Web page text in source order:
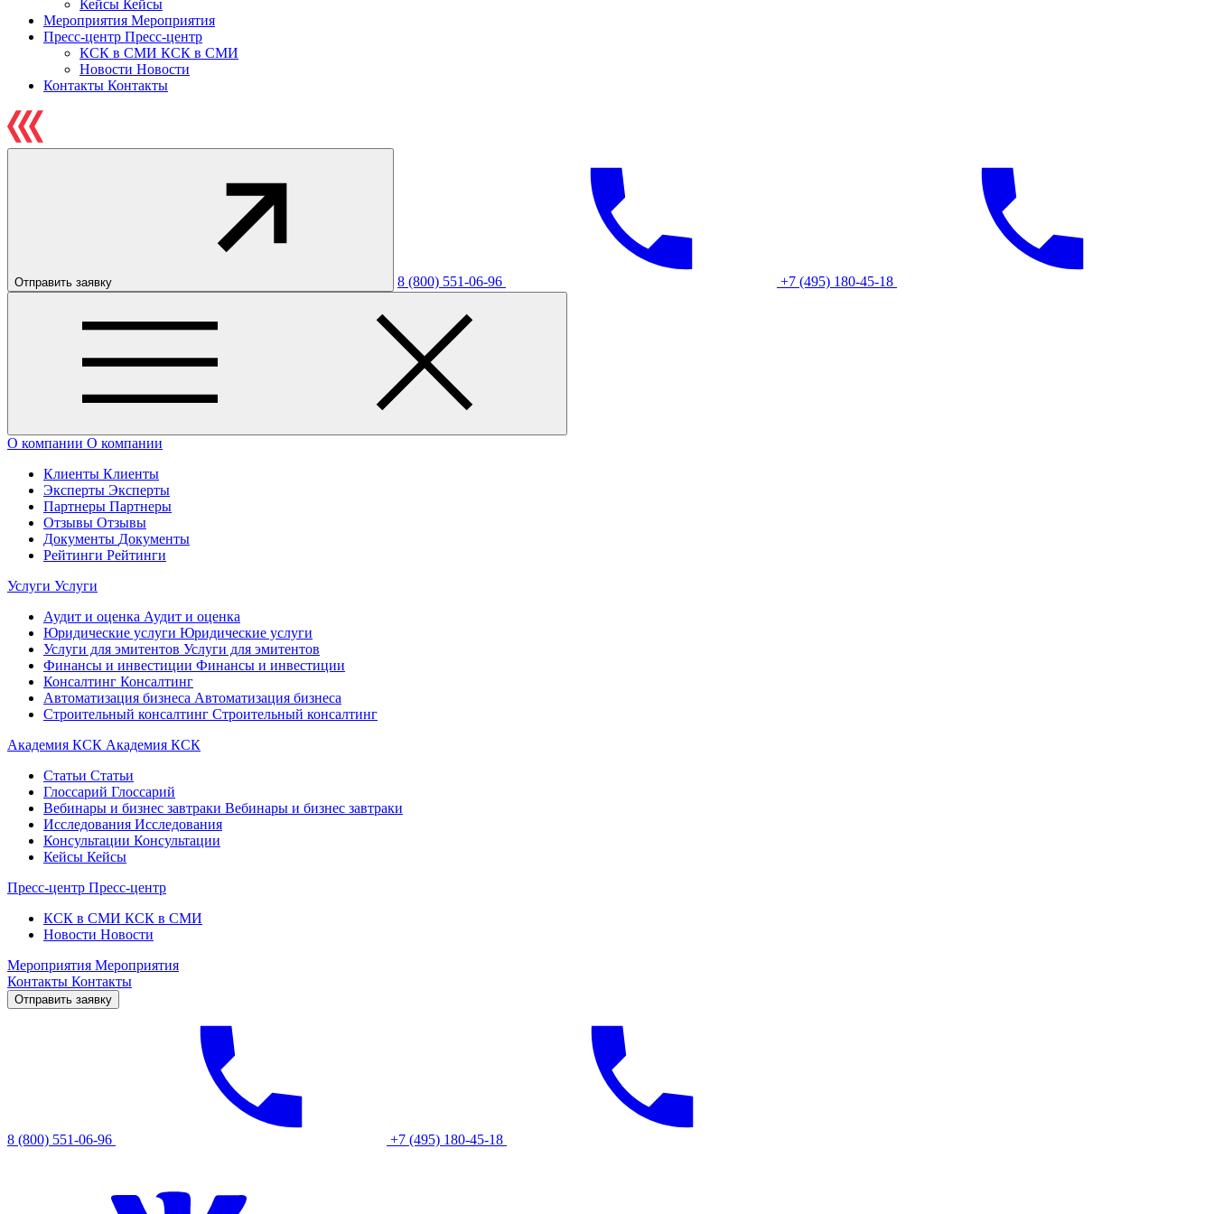
Кейсы Кейсы
Мероприятия Мероприятия
Пресс-центр Пресс-центр
КСК в СМИ КСК в СМИ
Новости Новости
Контакты Контакты
Отправить заявку 8 (800) 551-06-96 +7 (495) 180-45-18
О компании О компании
Клиенты Клиенты
Эксперты Эксперты
Партнеры Партнеры
Отзывы Отзывы
Документы Документы
Рейтинги Рейтинги
Услуги Услуги
Аудит и оценка Аудит и оценка
Юридические услуги Юридические услуги
Услуги для эмитентов Услуги для эмитентов
Финансы и инвестиции Финансы и инвестиции
Консалтинг Консалтинг
Автоматизация бизнеса Автоматизация бизнеса
Строительный консалтинг Строительный консалтинг
Академия КСК Академия КСК
Статьи Статьи
Глоссарий Глоссарий
Вебинары и бизнес завтраки Вебинары и бизнес завтраки
Исследования Исследования
Консультации Консультации
Кейсы Кейсы
Пресс-центр Пресс-центр
КСК в СМИ КСК в СМИ
Новости Новости
Мероприятия Мероприятия
Контакты Контакты
Отправить заявку
8 (800) 551-06-96 +7 (495) 180-45-18